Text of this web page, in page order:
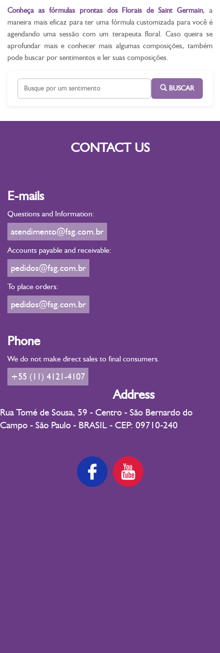
Conheça as fórmulas prontas dos Florais de Saint Germain, a
maneira mais eficaz para ter uma fórmula customizada para você é
agendando uma sessão com um terapeuta floral. Caso queira se
aprofundar mais e conhecer mais algumas composições, também
pode buscar por sentimentos e ler suas composições.
BUSCAR
CONTACT US
E-mails
Questions and Information:
atendimento@fsg.com.br
Accounts payable and receivable:
pedidos@fsg.com.br
To place orders:
pedidos@fsg.com.br
Phone
We do not make direct sales to final consumers.
+55 (11) 4121-4107
Address
Rua Tomé de Sousa, 59 - Centro - São Bernardo do
Campo - São Paulo - BRASIL - CEP: 09710-240